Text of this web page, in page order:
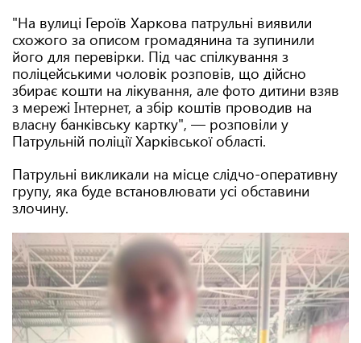
"На вулиці Героїв Харкова патрульні виявили
схожого за описом громадянина та зупинили
його для перевірки. Під час спілкування з
поліцейськими чоловік розповів, що дійсно
збирає кошти на лікування, але фото дитини взяв
з мережі Інтернет, а збір коштів проводив на
власну банківську картку", — розповіли у
Патрульній поліції Харківської області.
Патрульні викликали на місце слідчо-оперативну
групу, яка буде встановлювати усі обставини
злочину.